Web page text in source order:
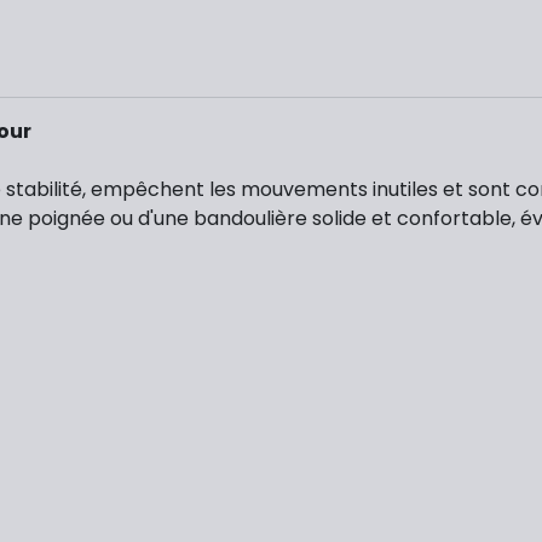
empêchent les mouvements inutiles et sont
poignée ou d'une bandoulière solide et confortable,